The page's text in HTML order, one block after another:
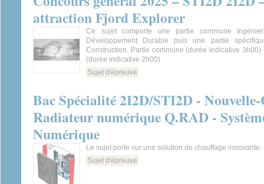
attraction Fjord Explorer
Ce sujet comporte une partie commune
Développement Durable puis une partie
Construction. Partie commune (durée indicative 3h00)
(durée indicative 2h00)
Sujet d'épreuve
Bac Spécialité 2I2D/STI2D - Nouvelle-
Radiateur numérique Q.RAD -
Numérique
Le sujet porte sur une solution de chauffage innovante.
Sujet d'épreuve